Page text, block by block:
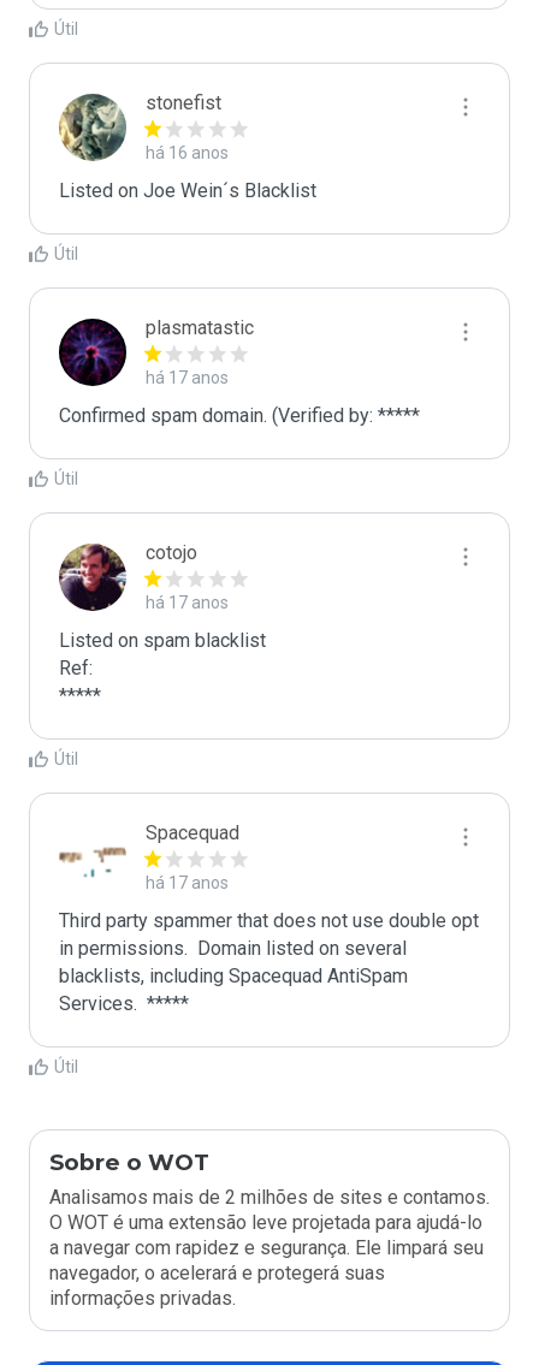
Útil
stonefist
há 16 anos
Listed on Joe Wein´s Blacklist
Útil
plasmatastic
há 17 anos
Confirmed spam domain. (Verified by: *****
Útil
cotojo
há 17 anos
Listed on spam blacklist
Ref:
*****
Útil
Spacequad
há 17 anos
Third party spammer that does not use double opt
in permissions.  Domain listed on several
blacklists, including Spacequad AntiSpam
Útil
Sobre o WOT
Analisamos mais de 2 milhões de sites e contamos.
O WOT é uma extensão leve projetada para ajudá-lo
a navegar com rapidez e segurança. Ele limpará seu
navegador, o acelerará e protegerá suas
informações privadas.